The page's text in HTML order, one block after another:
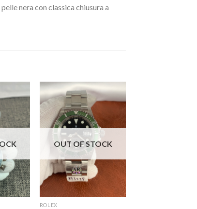
nera con classica chiusura a
OUT OF STOCK
ROLEX